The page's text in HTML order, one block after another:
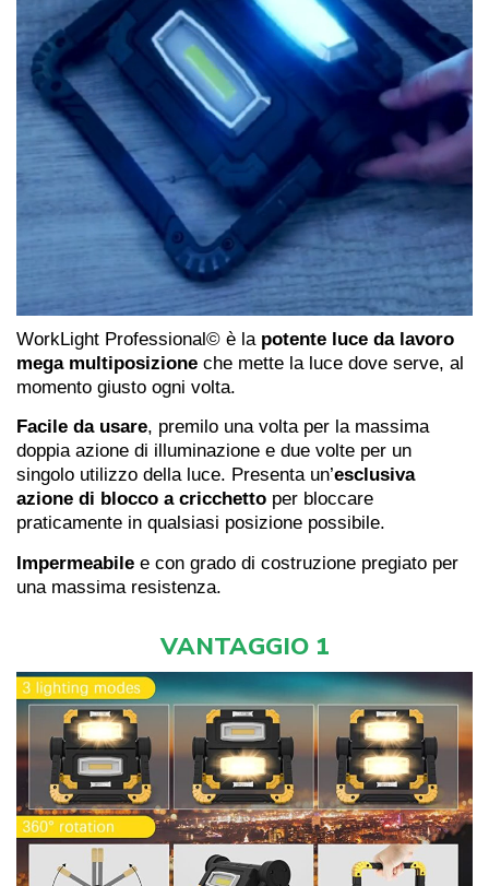
WorkLight Professional© è la potente luce da lavoro
mega multiposizione che mette la luce dove serve, al
momento giusto ogni volta.
Facile da usare, premilo una volta per la massima
doppia azione di illuminazione e due volte per un
singolo utilizzo della luce. Presenta un’esclusiva
azione di blocco a cricchetto per bloccare
praticamente in qualsiasi posizione possibile.
Impermeabile e con grado di costruzione pregiato per
una massima resistenza.
VANTAGGIO 1